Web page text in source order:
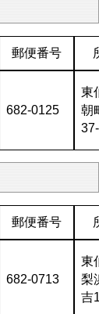
郵便番号
682-0125
東
朝
37-1
郵便番号
682-0713
東
梨
吉